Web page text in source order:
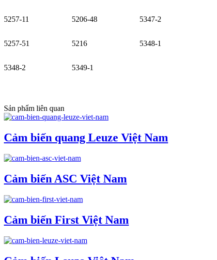
5257-11 5206-48 5347-2
5257-51 5216 5348-1
5348-2 5349-1
Sản phẩm liên quan
Cảm biến quang Leuze Việt Nam
Cảm biến ASC Việt Nam
Cảm biến First Việt Nam